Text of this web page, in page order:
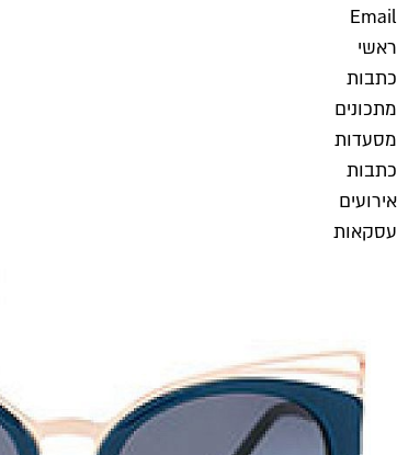
Email
ראשי
כתבות
מתכונים
מסעדות
כתבות
אירועים
עסקאות